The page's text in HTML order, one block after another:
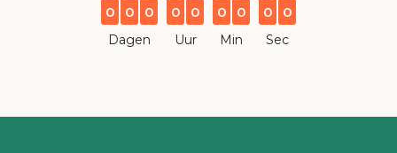
0 0 0
Dagen
0 0
Uur
0 0
Min
0 0
Sec